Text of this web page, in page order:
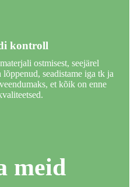
kontroll
ostmisest, seejärel
seadistame iga tk ja
et kõik on enne
meid